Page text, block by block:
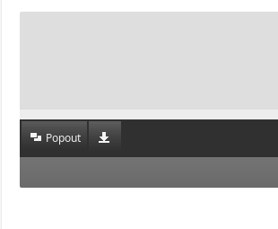
Popout